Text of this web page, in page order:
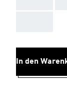
In den